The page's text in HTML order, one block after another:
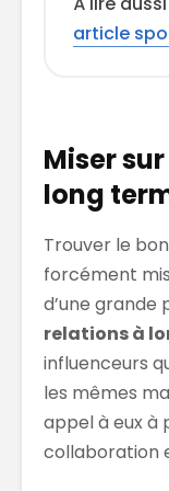
article
Miser
long
Trouver le
forcément
d’une grande
relations à
influenceurs
les mêmes
appel à eux à
collaboration